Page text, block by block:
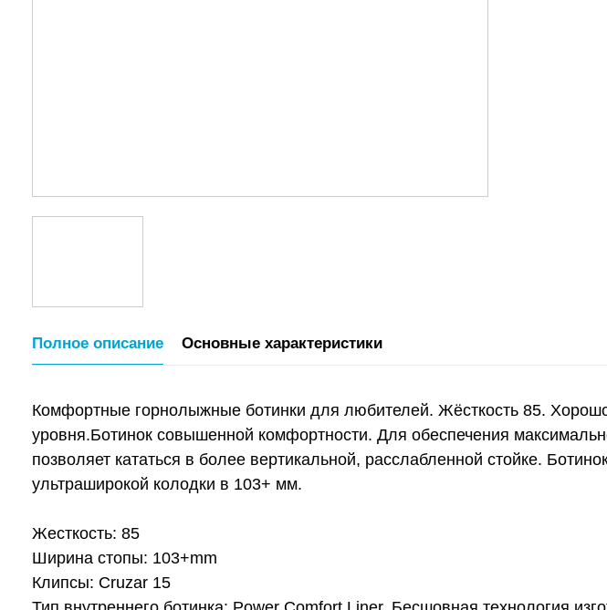
Полное описание Основные характеристики
Комфортные горнолыжные ботинки для любителей. Жёсткость 85.
уровня.Ботинок совышенной комфортности. Для обеспечения
позволяет кататься в более вертикальной, расслабленной стойке.
ультраширокой колодки в 103+ мм.
Жесткость: 85
Ширина стопы: 103+mm
Клипсы: Cruzar 15